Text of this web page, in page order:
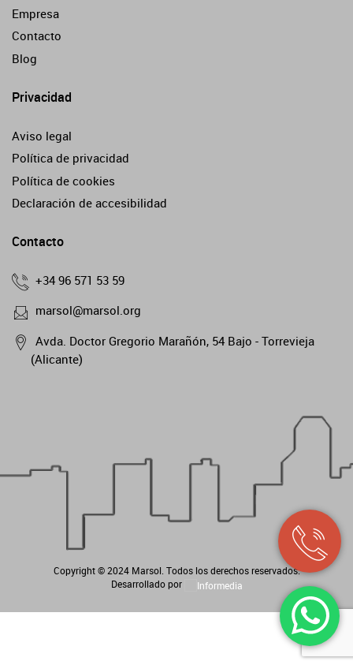
Empresa
Contacto
Blog
Privacidad
Aviso legal
Política de privacidad
Política de cookies
Declaración de accesibilidad
Contacto
+34 96 571 53 59
marsol@marsol.org
Avda. Doctor Gregorio Marañón, 54 Bajo - Torrevieja
(Alicante)
Copyright © 2024 Marsol. Todos los derechos reservados.
Desarrollado por